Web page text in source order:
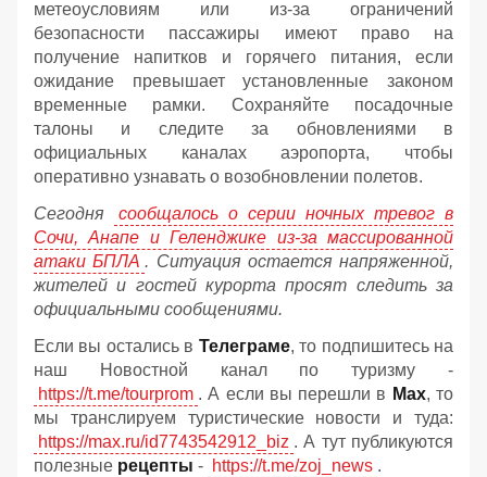
метеоусловиям или из-за ограничений
безопасности пассажиры имеют право на
получение напитков и горячего питания, если
ожидание превышает установленные законом
временные рамки. Сохраняйте посадочные
талоны и следите за обновлениями в
официальных каналах аэропорта, чтобы
оперативно узнавать о возобновлении полетов.
Сегодня
сообщалось о серии ночных тревог в
Сочи, Анапе и Геленджике из-за массированной
атаки БПЛА . Ситуация остается напряженной,
жителей и гостей курорта просят следить за
официальными сообщениями.
Если вы остались в Телеграме, то подпишитесь на
наш Новостной канал по туризму -
https://t.me/tourprom . А если вы перешли в Мах, то
мы транслируем туристические новости и туда:
https://max.ru/id7743542912_biz . А тут публикуются
полезные рецепты - https://t.me/zoj_news .